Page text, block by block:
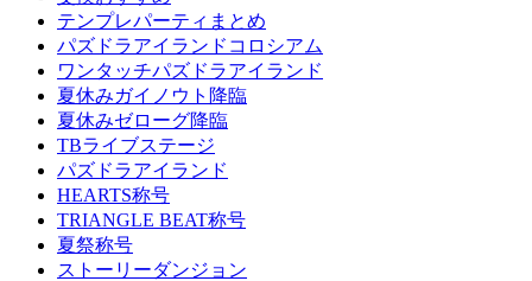
テンプレパーティまとめ
パズドラアイランドコロシアム
ワンタッチパズドラアイランド
夏休みガイノウト降臨
夏休みゼローグ降臨
TBライブステージ
パズドラアイランド
HEARTS称号
TRIANGLE BEAT称号
夏祭称号
ストーリーダンジョン